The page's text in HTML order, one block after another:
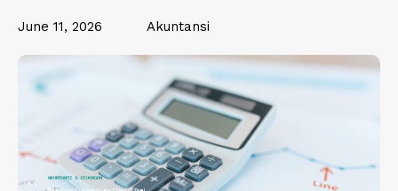
June 11, 2026 Akuntansi